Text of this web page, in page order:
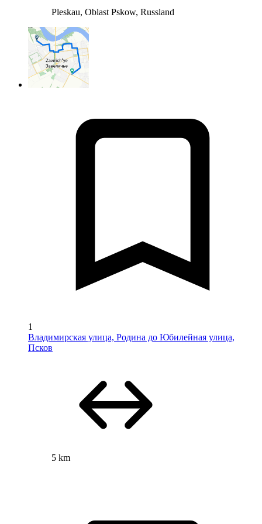
Pleskau, Oblast Pskow, Russland
1
Владимирская улица, Родина до Юбилейная улица,
Псков
5 km